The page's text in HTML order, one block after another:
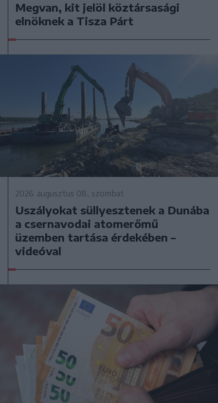
Megvan, kit jelöl köztársasági
elnöknek a Tisza Párt
2026. augusztus 08., szombat
Uszályokat süllyesztenek a Dunába
a csernavodai atomerőmű
üzemben tartása érdekében –
videóval